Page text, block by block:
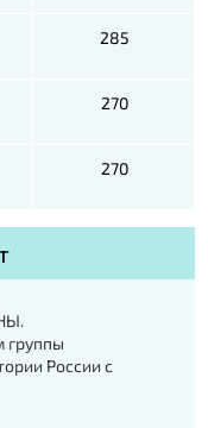
285
270
270
группы
России с